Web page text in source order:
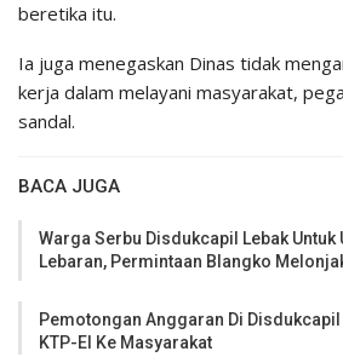
beretika itu.
Ia juga menegaskan Dinas tidak
kerja dalam melayani masyarakat,
sandal.
BACA JUGA
Warga Serbu Disdukcapil Lebak Untuk
Lebaran, Permintaan Blangko
Pemotongan Anggaran Di Disdukcapil
KTP-El Ke Masyarakat